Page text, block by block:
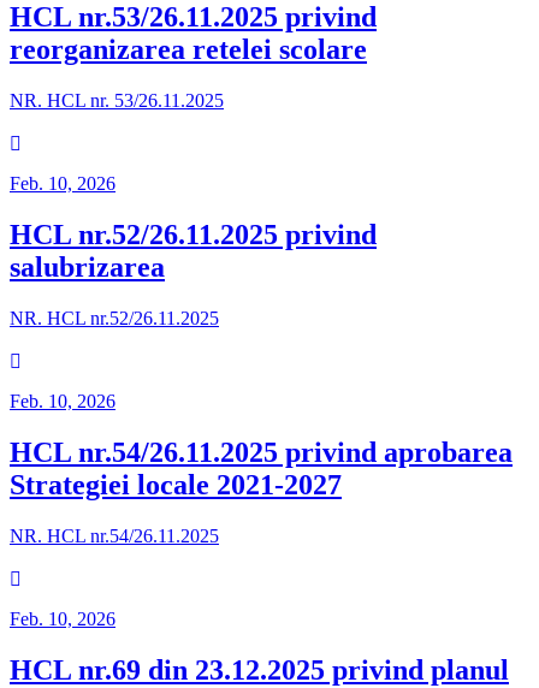
HCL nr.53/26.11.2025 privind
reorganizarea retelei scolare
NR. HCL nr. 53/26.11.2025
Feb. 10, 2026
HCL nr.52/26.11.2025 privind
salubrizarea
NR. HCL nr.52/26.11.2025
Feb. 10, 2026
HCL nr.54/26.11.2025 privind aprobarea
Strategiei locale 2021-2027
NR. HCL nr.54/26.11.2025
Feb. 10, 2026
HCL nr.69 din 23.12.2025 privind planul